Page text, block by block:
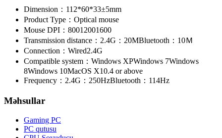
Dimension： 112*60*33±5mm
Product Type： Optical mouse
Mouse DPI： 80012001600
Transmission distance： 2.4G：20MBluetooth：10Ｍ
Connection： Wired2.4G
Compatible system： Windows XPWindows 7Windows
8Windows 10MacOS X10.4 or above
Frequency： 2.4G：250HzBluetooth：114Hz
Məhsullar
Gaming PC
PC qutusu